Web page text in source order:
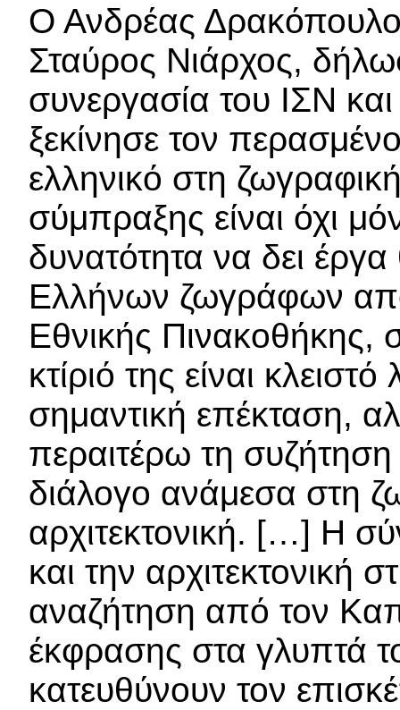
Ο Ανδρέας
Σταύρος Νιάρχος,
συνεργασία του ΙΣΝ
ξεκίνησε τον
ελληνικό στη
σύμπραξης είναι όχι
δυνατότητα να δει
Ελλήνων ζωγράφων
Εθνικής Πινακοθήκης,
κτίριό της είναι
σημαντική επέκταση,
περαιτέρω τη
διάλογο ανάμεσα στη
αρχιτεκτονική. […] Η
και την αρχιτεκτονική
αναζήτηση από τον
έκφρασης στα γλυπτά
κατευθύνουν τον